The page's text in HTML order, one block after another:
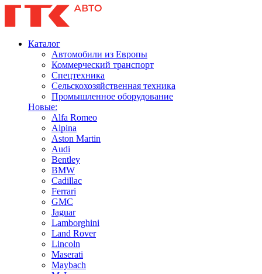
Каталог
Автомобили из Европы
Коммерческий транспорт
Спецтехника
Сельскохозяйственная техника
Промышленное оборудование
Новые:
Alfa Romeo
Alpina
Aston Martin
Audi
Bentley
BMW
Cadillac
Ferrari
GMC
Jaguar
Lamborghini
Land Rover
Lincoln
Maserati
Maybach